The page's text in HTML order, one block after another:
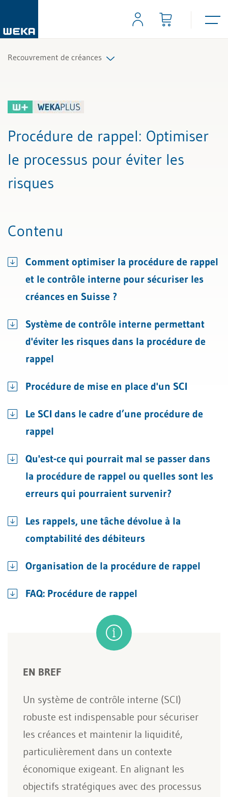
Recouvrement de créances
Procédure de rappel: Optimiser
le processus pour éviter les
risques
Contenu
Comment optimiser la procédure de rappel
et le contrôle interne pour sécuriser les
créances en Suisse ?
Système de contrôle interne permettant
d'éviter les risques dans la procédure de
rappel
Procédure de mise en place d'un SCI
Le SCI dans le cadre d’une procédure de
rappel
Qu'est-ce qui pourrait mal se passer dans
la procédure de rappel ou quelles sont les
erreurs qui pourraient survenir?
Les rappels, une tâche dévolue à la
comptabilité des débiteurs
Organisation de la procédure de rappel
FAQ: Procédure de rappel
EN BREF
Un système de contrôle interne (SCI)
robuste est indispensable pour sécuriser
les créances et maintenir la liquidité,
particulièrement dans un contexte
économique exigeant. En alignant les
objectifs stratégiques avec des processus